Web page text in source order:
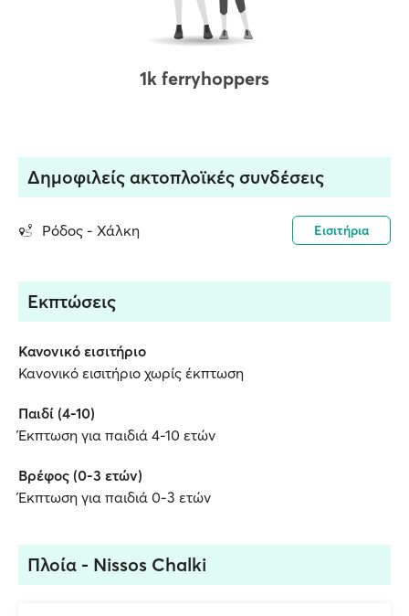
1k ferryhoppers
Δημοφιλείς ακτοπλοϊκές συνδέσεις
Ρόδος - Χάλκη Εισιτήρια
Εκπτώσεις
Κανονικό εισιτήριο
Κανονικό εισιτήριο χωρίς έκπτωση
Παιδί (4-10)
Έκπτωση για παιδιά 4-10 ετών
Βρέφος (0-3 ετών)
Έκπτωση για παιδιά 0-3 ετών
Πλοία - Nissos Chalki